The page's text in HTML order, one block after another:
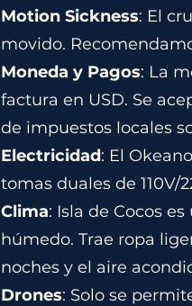
Motion Sickness: El
movido.
Moneda y Pagos: La
factura en USD. Se
de impuestos locales
Electricidad: El
tomas duales de 110V/
Clima: Isla de Cocos
húmedo. Trae ropa
noches y el aire
Drones: Solo se